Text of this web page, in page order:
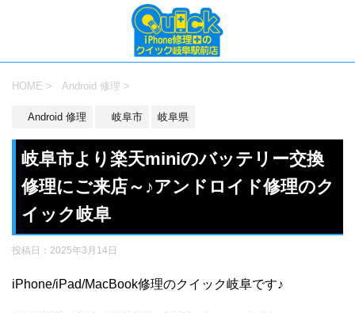
HOME > Android 修理 >
Android 修理 岐阜市 岐阜県
岐阜市より楽天miniのバッテリー交換
修理にご来店～♪アンドロイド修理のク
イック岐阜
投稿日： 2025年3月14日
iPhone/iPad/MacBook修理のクイック岐阜です♪